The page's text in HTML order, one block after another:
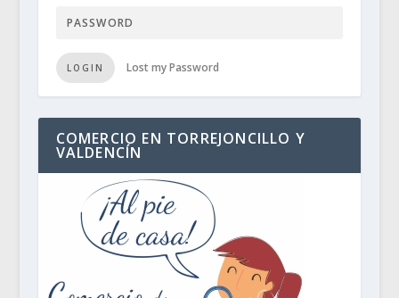
LOGIN Lost my Password
COMERCIO EN TORREJONCILLO Y
VALDENCÍN